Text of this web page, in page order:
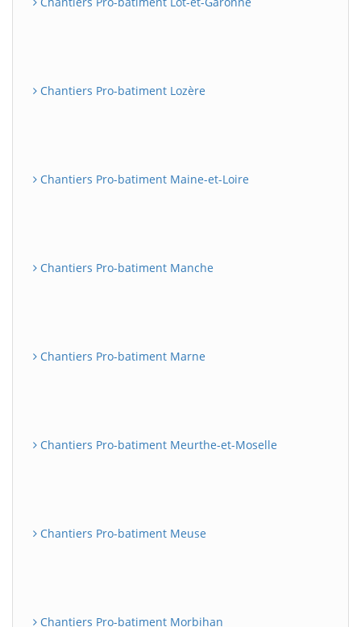
Chantiers Pro-batiment Lozère
Chantiers Pro-batiment Maine-et-Loire
Chantiers Pro-batiment Manche
Chantiers Pro-batiment Marne
Chantiers Pro-batiment Meurthe-et-Moselle
Chantiers Pro-batiment Meuse
Chantiers Pro-batiment Morbihan